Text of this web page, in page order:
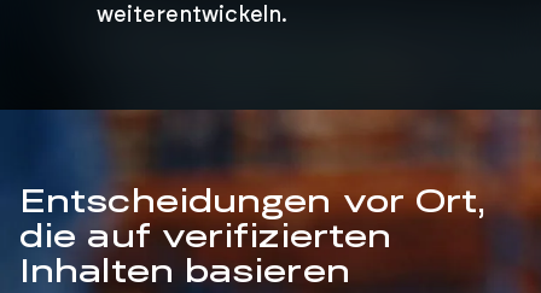
weiterentwickeln.
Entscheidungen vor Ort,
die auf verifizierten
Inhalten basieren